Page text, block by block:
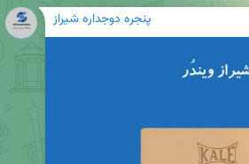
پنجره دوجداره شیراز